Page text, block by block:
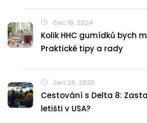
čec 18, 2024
Kolik HHC gumídků bych
Praktické tipy a rady
čen 26, 2025
Cestování s Delta 8:
letišti v USA?